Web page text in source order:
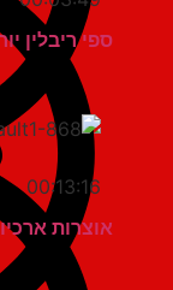
ספי ריבלין יורם 1995
00:13:16
אוצרות ארכיון